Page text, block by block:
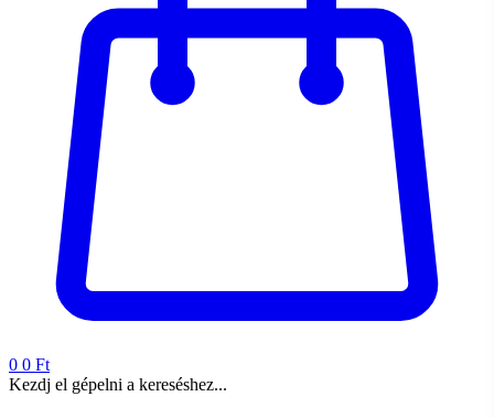
0 0 Ft
Kezdj el gépelni a kereséshez...